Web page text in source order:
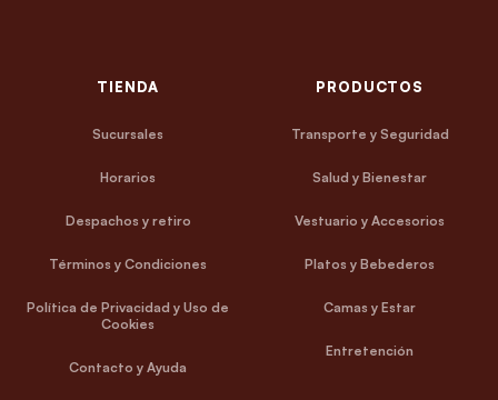
TIENDA
Sucursales
Horarios
Despachos y retiro
Términos y Condiciones
Política de Privacidad y Uso de
Cookies
Contacto y Ayuda
PRODUCTOS
Transporte y Seguridad
Salud y Bienestar
Vestuario y Accesorios
Platos y Bebederos
Camas y Estar
Entretención